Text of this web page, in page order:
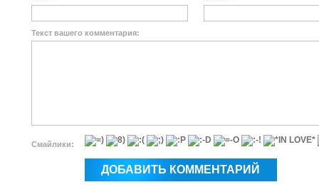
Текст вашего комментария:
Смайлики: